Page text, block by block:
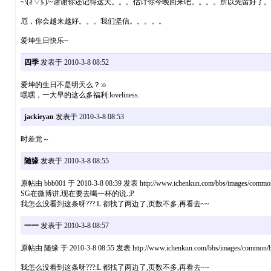
厄，你会越来越好。。。我们坚信。。。。。
爱坤生日快乐~
四季发表于 2010-3-8 08:52
爱坤的生日不是明天么？:o
嘿嘿，一大早的这么多福利:loveliness:
jackieyan 发表于 2010-3-8 08:53
时差党～
随缘发表于 2010-3-8 08:55
原帖由 bbb001 于 2010-3-8 08:39 发表 http://www.ichenkun.com/bbs/images/
SG在微博讲,现在要去喝一杯的说.;P
我怎么没看到这条呀???:L 都找了两边了,页数不多,再看去~~
一一发表于 2010-3-8 08:57
原帖由 随缘 于 2010-3-8 08:55 发表 http://www.ichenkun.com/bbs/images/common/
我怎么没看到这条呀???:L 都找了两边了,页数不多,再看去~~